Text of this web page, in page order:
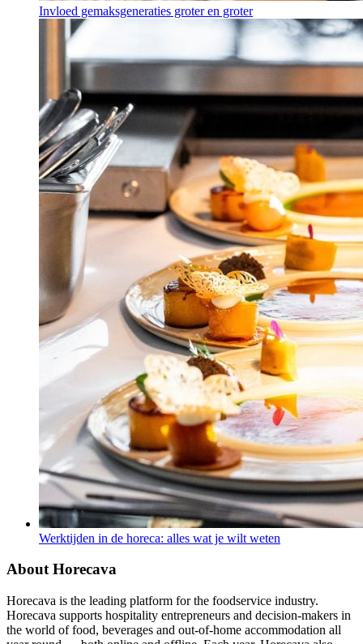
Invloed gemaksgeneraties groter en groter
Werktijden in de horeca: alles wat je wilt weten
About Horecava
Horecava is the leading platform for the foodservice industry.
Horecava supports hospitality entrepreneurs and decision-makers in
the world of food, beverages and out-of-home accommodation all